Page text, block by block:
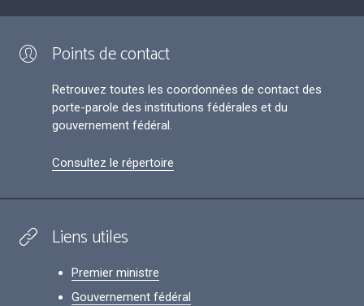
Points de contact
Retrouvez toutes les coordonnées de contact des
porte-parole des institutions fédérales et du
gouvernement fédéral.
Consultez le répertoire
Liens utiles
Premier ministre
Gouvernement fédéral